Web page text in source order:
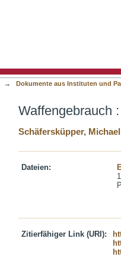
→ Dokumente aus Instituten und
Waffengebrauch
Schäfersküpper, Michael
Dateien:
Zitierfähiger Link (URI):